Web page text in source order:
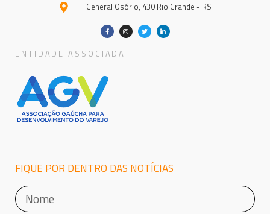
General Osório, 430 Rio Grande - RS
ENTIDADE ASSOCIADA
FIQUE POR DENTRO DAS NOTÍCIAS